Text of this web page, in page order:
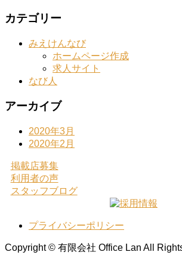
カテゴリー
みえけんなび
ホームページ作成
求人サイト
なび人
アーカイブ
2020年3月
2020年2月
掲載店募集
利用者の声
スタッフブログ
プライバシーポリシー
Copyright © 有限会社 Office Lan All